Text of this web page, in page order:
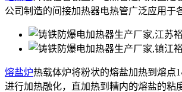
公司制造的间接加热器电热管广泛应用于
熔盐炉热载体炉将粉状的熔盐加热到熔点
进行加热融化，直加热到糟内的熔盐的粘